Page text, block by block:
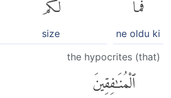
ne oldu ki
size
the hypocrites (that)
ٱلْمُنَٰفِقِينَ